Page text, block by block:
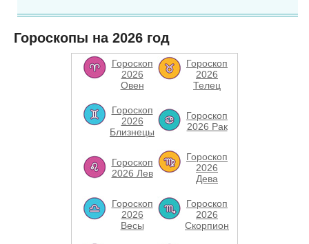
Гороскопы на 2026 год
Гороскоп
2026
Овен
Гороскоп
2026
Телец
Гороскоп
2026
Близнецы
Гороскоп
2026 Рак
Гороскоп
2026 Лев
Гороскоп
2026
Дева
Гороскоп
2026
Весы
Гороскоп
2026
Скорпион